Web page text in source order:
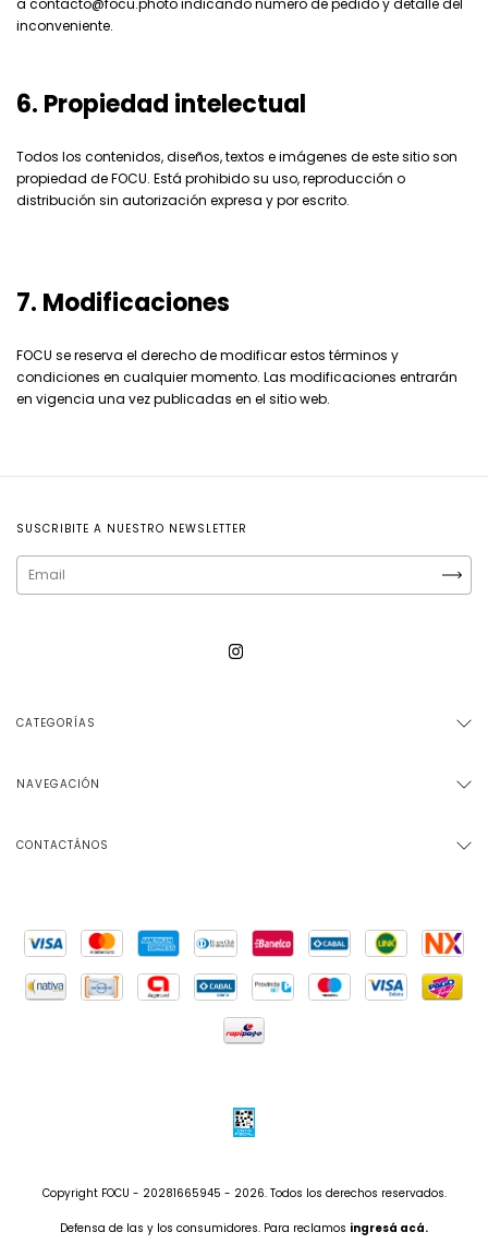
inconveniente.
6. Propiedad intelectual
Todos los contenidos, diseños, textos e imágenes de este sitio son
propiedad de FOCU. Está prohibido su uso, reproducción o
distribución sin autorización expresa y por escrito.
7. Modificaciones
FOCU se reserva el derecho de modificar estos términos y
condiciones en cualquier momento. Las modificaciones entrarán
en vigencia una vez publicadas en el sitio web.
SUSCRIBITE A NUESTRO NEWSLETTER
CATEGORÍAS
NAVEGACIÓN
CONTACTÁNOS
Copyright FOCU - 20281665945 - 2026. Todos los derechos reservados.
Defensa de las y los consumidores. Para reclamos ingresá acá.